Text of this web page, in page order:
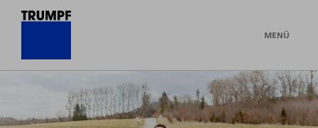
MENÜ